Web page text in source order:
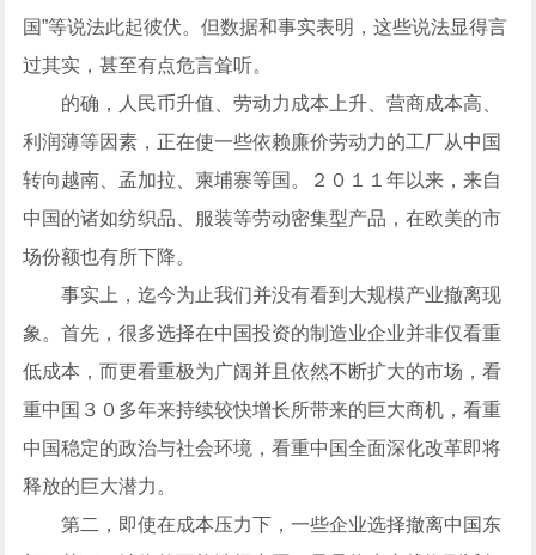
国”等说法此起彼伏。但数据和事实表明，这些说法显得言
过其实，甚至有点危言耸听。
的确，人民币升值、劳动力成本上升、营商成本高、
利润薄等因素，正在使一些依赖廉价劳动力的工厂从中国
转向越南、孟加拉、柬埔寨等国。２０１１年以来，来自
中国的诸如纺织品、服装等劳动密集型产品，在欧美的市
场份额也有所下降。
事实上，迄今为止我们并没有看到大规模产业撤离现
象。首先，很多选择在中国投资的制造业企业并非仅看重
低成本，而更看重极为广阔并且依然不断扩大的市场，看
重中国３０多年来持续较快增长所带来的巨大商机，看重
中国稳定的政治与社会环境，看重中国全面深化改革即将
释放的巨大潜力。
第二，即使在成本压力下，一些企业选择撤离中国东